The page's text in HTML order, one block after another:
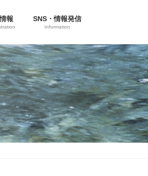
報 SNS・情報発信
Information